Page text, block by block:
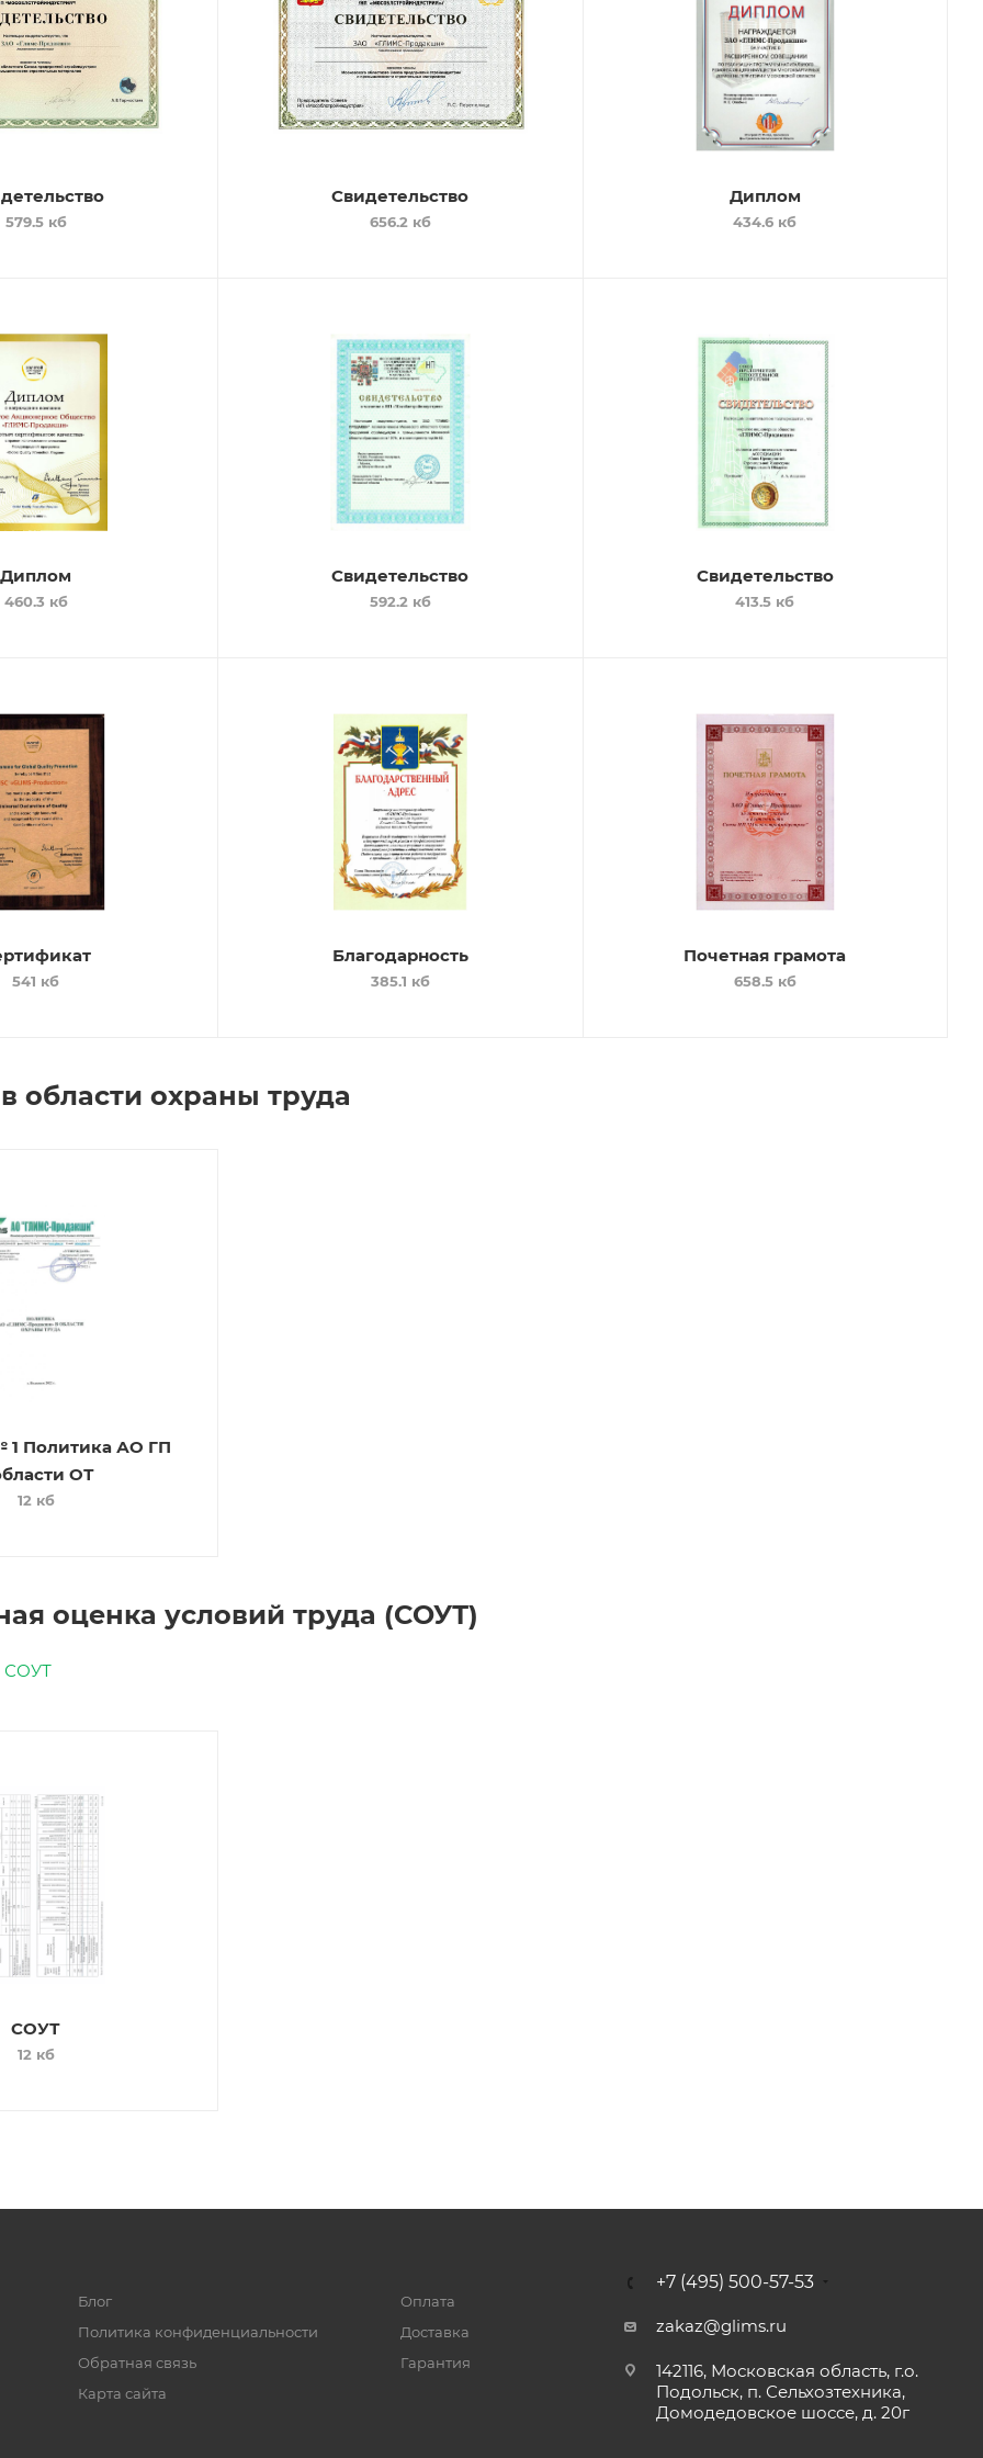
579.5 кб
Свидетельство
656.2 кб
Диплом
434.6 кб
Диплом
460.3 кб
Свидетельство
592.2 кб
Свидетельство
413.5 кб
541 кб
Благодарность
385.1 кб
Почетная грамота
658.5 кб
области охраны труда
1 Политика АО ГП
ОТ
12 кб
оценка условий труда (СОУТ)
СОУТ
СОУТ
12 кб
Блог
Политика конфиденциальности
Обратная связь
Карта сайта
Оплата
Доставка
Гарантия
+7 (495) 500-57-53
zakaz@glims.ru
142116, Московская область, г.о.
Подольск, п. Сельхозтехника,
Домодедовское шоссе, д. 20г